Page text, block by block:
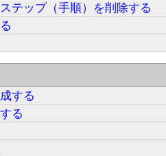
テップ（手順）を削除する
する
る